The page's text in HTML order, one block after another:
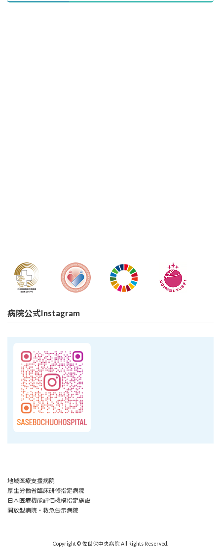
病院公式Instagram
地域医療支援病院
厚生労働省臨床研修指定病院
日本医療機能評価機構指定施設
開放型病院・救急告示病院
Copyright © 佐世保中央病院 All Rights Reserved.